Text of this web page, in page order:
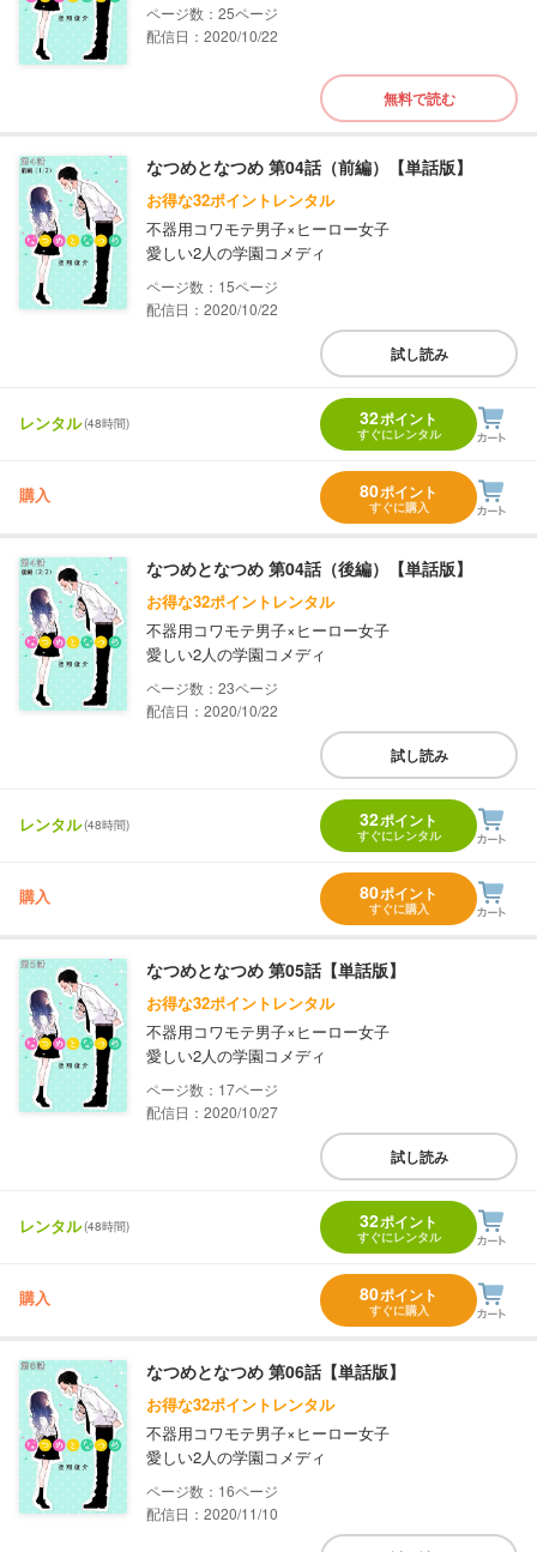
25
配信日：2020/10/22
無料で読む
なつめとなつめ 第04話（前編）【単話版】
お得な32ポイントレンタル
不器用コワモテ男子×ヒーロー女子
愛しい2人の学園コメディ
15
配信日：2020/10/22
試し読み
レンタル(48時間) 32ポイント
すぐにレンタル
購入 80ポイント
すぐに購入
なつめとなつめ 第04話（後編）【単話版】
お得な32ポイントレンタル
不器用コワモテ男子×ヒーロー女子
愛しい2人の学園コメディ
23
配信日：2020/10/22
試し読み
レンタル(48時間) 32ポイント
すぐにレンタル
購入 80ポイント
すぐに購入
なつめとなつめ 第05話【単話版】
お得な32ポイントレンタル
不器用コワモテ男子×ヒーロー女子
愛しい2人の学園コメディ
17
配信日：2020/10/27
試し読み
レンタル(48時間) 32ポイント
すぐにレンタル
購入 80ポイント
すぐに購入
なつめとなつめ 第06話【単話版】
お得な32ポイントレンタル
不器用コワモテ男子×ヒーロー女子
愛しい2人の学園コメディ
16
配信日：2020/11/10